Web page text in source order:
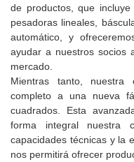
de productos, que incluye
pesadoras lineales,
automático, y
ayudar a nuestros socios
mercado.
Mientras tanto,
completo a una nueva
cuadrados. Esta
forma integral nuestra
capacidades técnicas y la
nos permitirá ofrecer